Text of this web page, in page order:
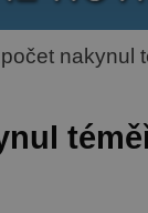
nakynul